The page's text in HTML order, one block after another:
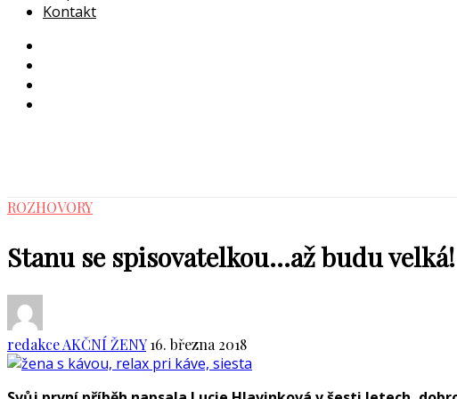
Kontakt
ROZHOVORY
Stanu se spisovatelkou…až budu velká!
redakce AKČNÍ ŽENY 16. března 2018